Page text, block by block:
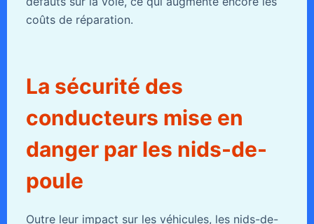
coûts de réparation.
La sécurité des
conducteurs mise en
danger par les nids-de-
poule
Outre leur impact sur les véhicules, les nids-de-